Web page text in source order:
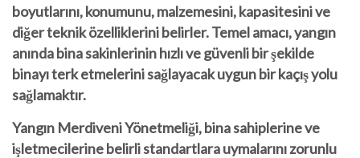
boyutlarını, konumunu, malzemesini, kapasitesini ve
diğer teknik özelliklerini belirler. Temel amacı, yangın
anında bina sakinlerinin hızlı ve güvenli bir şekilde
binayı terk etmelerini sağlayacak uygun bir kaçış yolu
sağlamaktır.
Yangın Merdiveni Yönetmeliği, bina sahiplerine ve
işletmecilerine belirli standartlara uymalarını zorunlu